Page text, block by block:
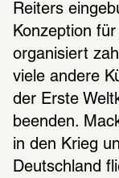
Reiters
Konzeption
organisiert
viele andere
der Erste
beenden.
in den Krieg
Deutschland